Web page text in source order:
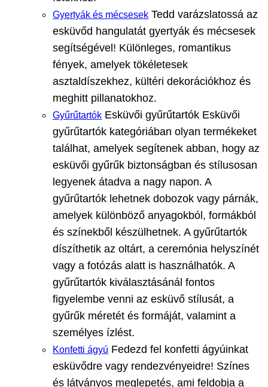
Gyertyák és mécsesek Tedd varázslatossá az
esküvőd hangulatát gyertyák és mécsesek
segítségével! Különleges, romantikus
fények, amelyek tökéletesek
asztaldíszekhez, kültéri dekorációkhoz és
meghitt pillanatokhoz.
Gyűrűtartók Esküvői gyűrűtartók Esküvői
gyűrűtartók kategóriában olyan termékeket
találhat, amelyek segítenek abban, hogy az
esküvői gyűrűk biztonságban és stílusosan
legyenek átadva a nagy napon. A
gyűrűtartók lehetnek dobozok vagy párnák,
amelyek különböző anyagokból, formákból
és színekből készülhetnek. A gyűrűtartók
díszíthetik az oltárt, a ceremónia helyszínét
vagy a fotózás alatt is használhatók. A
gyűrűtartók kiválasztásánál fontos
figyelembe venni az esküvő stílusát, a
gyűrűk méretét és formáját, valamint a
személyes ízlést.
Konfetti ágyú Fedezd fel konfetti ágyúinkat
esküvődre vagy rendezvényeidre! Színes
és látványos meglepetés, ami feldobja a